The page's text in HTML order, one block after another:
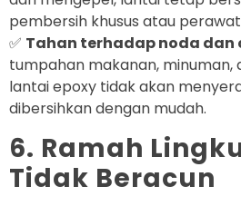
pembersih khusus atau
✅ Tahan terhadap noda dan
tumpahan makanan, minuman,
lantai epoxy tidak akan
dibersihkan dengan mudah.
6. Ramah
Tidak Beracun